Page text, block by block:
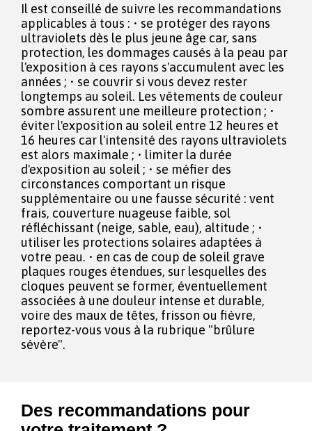
Il est conseillé de suivre les recommandations
applicables à tous : • se protéger des rayons
ultraviolets dès le plus jeune âge car, sans
protection, les dommages causés à la peau par
l'exposition à ces rayons s'accumulent avec les
années ; • se couvrir si vous devez rester
longtemps au soleil. Les vêtements de couleur
sombre assurent une meilleure protection ; •
éviter l'exposition au soleil entre 12 heures et
16 heures car l'intensité des rayons ultraviolets
est alors maximale ; • limiter la durée
d'exposition au soleil ; • se méfier des
circonstances comportant un risque
supplémentaire ou une fausse sécurité : vent
frais, couverture nuageuse faible, sol
réfléchissant (neige, sable, eau), altitude ; •
utiliser les protections solaires adaptées à
votre peau. • en cas de coup de soleil grave
plaques rouges étendues, sur lesquelles des
cloques peuvent se former, éventuellement
associées à une douleur intense et durable,
voire des maux de têtes, frisson ou fièvre,
reportez-vous vous à la rubrique "brûlure
sévère".
Des recommandations pour